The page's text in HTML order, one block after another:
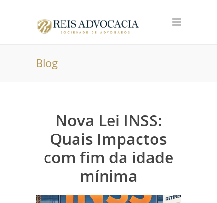
Blog
Nova Lei INSS:
Quais Impactos
com fim da idade
mínima